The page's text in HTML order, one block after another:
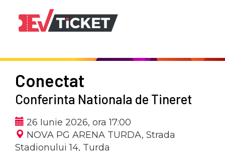
Conectat
Conferinta Nationala de Tineret
26 Iunie 2026, ora 17:00
NOVA PG ARENA TURDA, Strada
Stadionului 14, Turda